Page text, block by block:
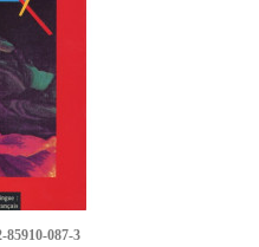
85910-087-3